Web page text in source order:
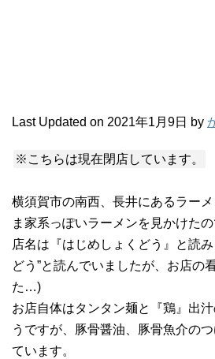
Last Updated on 2021年1月9日 by
※こちらは現在閉店しています。
横須賀市の南西、長井にあるラー
ま家系っぽいラーメンを見かけた
店名は『はじめしょくどう』と読み
どう”と読んでいましたが、お店の
た…)
お店自体はタンタン麺と『鶏』出
うですが、豚骨醤油、豚骨魚介の
ています。